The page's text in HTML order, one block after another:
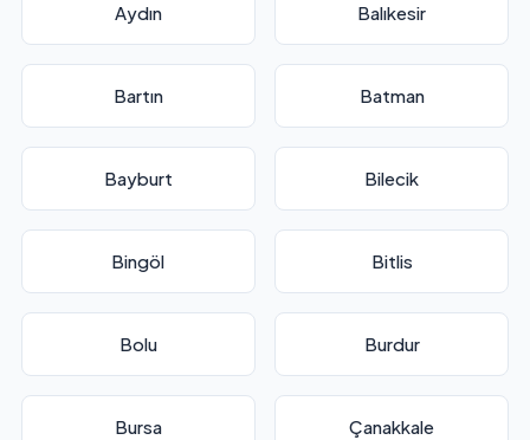
Aydın Balıkesir
Bartın Batman
Bayburt Bilecik
Bingöl Bitlis
Bolu Burdur
Bursa Çanakkale